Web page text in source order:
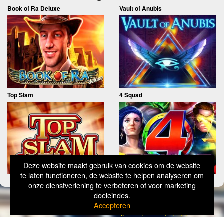
Deze website maakt gebruik van cookies om de website
te laten functioneren, de website te helpen analyseren om
onze dienstverlening te verbeteren of voor marketing
doeleindes.
Accepteren
Book of Ra Deluxe Vault of Anubis
Top Slam 4 Squad
CopyrightSimply Wild 2026
Verantwoord Gokken Info, Wat kost gokken jou? Stop op tijd, 18+